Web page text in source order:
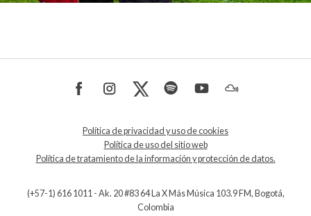
Política de privacidad y uso de cookies
Política de uso del sitio web
Política de tratamiento de la información y protección de datos.
(+57-1) 616 1011 - Ak. 20 #83 64 La X Más Música 103.9 FM, Bogotá,
Colombia